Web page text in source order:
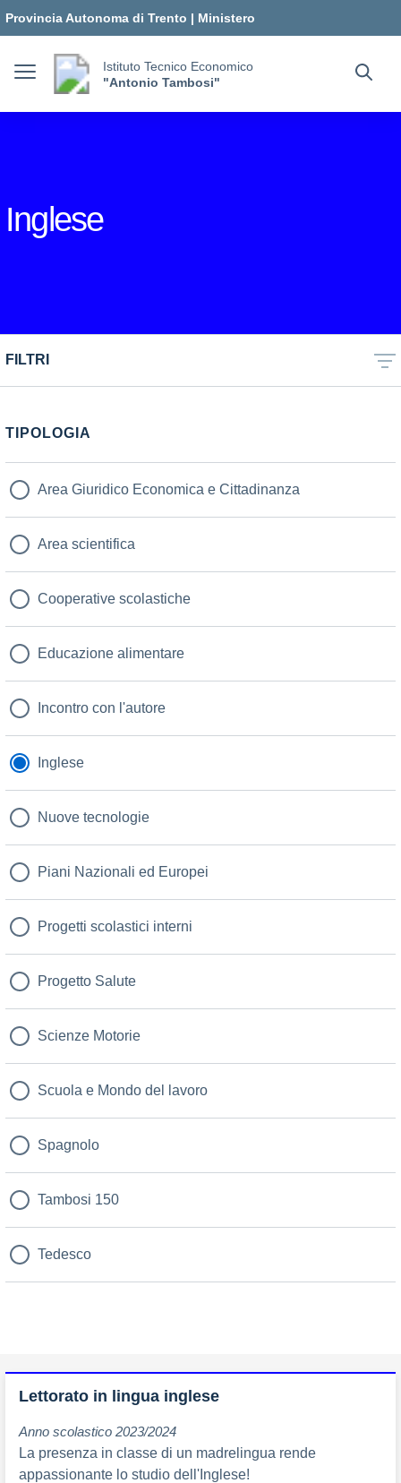
Provincia Autonoma di Trento | Ministero
dell'Istruzione e del Merito
Istituto Tecnico Economico
"Antonio Tambosi"
Inglese
FILTRI
TIPOLOGIA
Area Giuridico Economica e Cittadinanza
Area scientifica
Cooperative scolastiche
Educazione alimentare
Incontro con l'autore
Inglese
Nuove tecnologie
Piani Nazionali ed Europei
Progetti scolastici interni
Progetto Salute
Scienze Motorie
Scuola e Mondo del lavoro
Spagnolo
Tambosi 150
Tedesco
Lettorato in lingua inglese
Anno scolastico 2023/2024
La presenza in classe di un madrelingua rende
appassionante lo studio dell'Inglese!